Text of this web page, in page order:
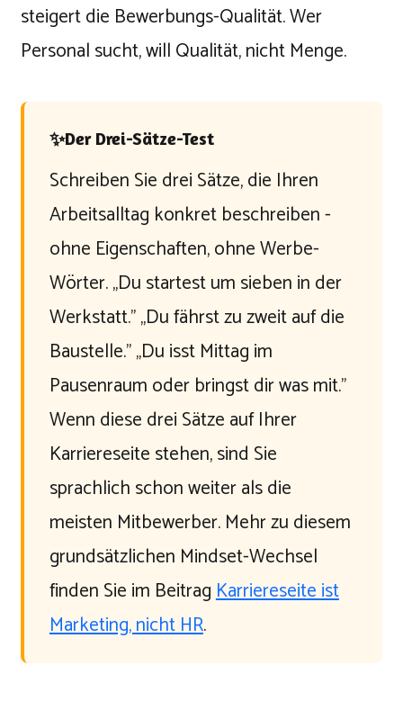
steigert die Bewerbungs-Qualität. Wer
Personal sucht, will Qualität, nicht Menge.
✨Der Drei-Sätze-Test
Schreiben Sie drei Sätze, die Ihren
Arbeitsalltag konkret beschreiben -
ohne Eigenschaften, ohne Werbe-
Wörter. „Du startest um sieben in der
Werkstatt." „Du fährst zu zweit auf die
Baustelle." „Du isst Mittag im
Pausenraum oder bringst dir was mit."
Wenn diese drei Sätze auf Ihrer
Karriereseite stehen, sind Sie
sprachlich schon weiter als die
meisten Mitbewerber. Mehr zu diesem
grundsätzlichen Mindset-Wechsel
finden Sie im BeitragKarriereseite ist
Marketing, nicht HR.